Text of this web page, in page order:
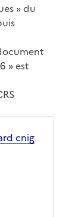
» du
» est
cnig